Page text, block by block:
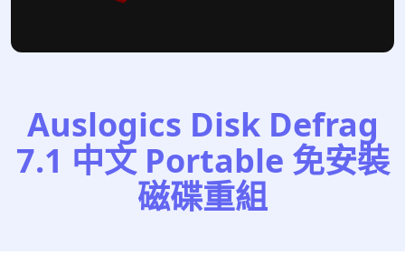
Auslogics Disk Defrag
7.1 中文 Portable 免安裝
磁碟重組